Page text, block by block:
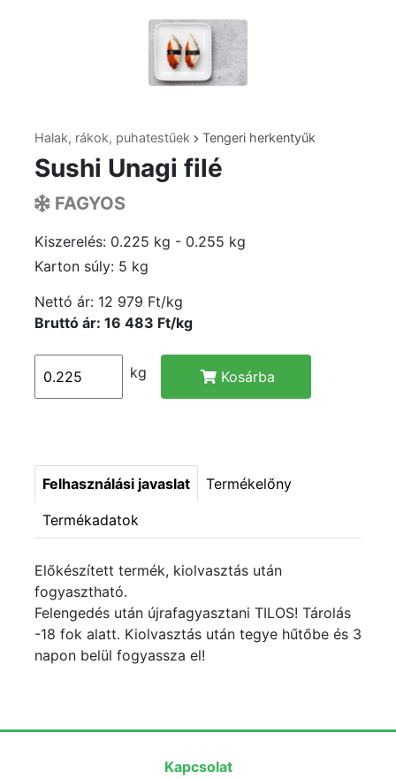
Halak, rákok, puhatestűek Tengeri herkentyűk
Sushi Unagi filé
FAGYOS
Kiszerelés: 0.225 kg - 0.255 kg
Karton súly: 5 kg
Nettó ár: 12 979 Ft/kg
Bruttó ár: 16 483 Ft/kg
kg Kosárba
Felhasználási javaslat Termékelőny
Termékadatok
Előkészített termék, kiolvasztás után
fogyasztható.
Felengedés után újrafagyasztani TILOS! Tárolás
-18 fok alatt. Kiolvasztás után tegye hűtőbe és 3
napon belül fogyassza el!
Kapcsolat